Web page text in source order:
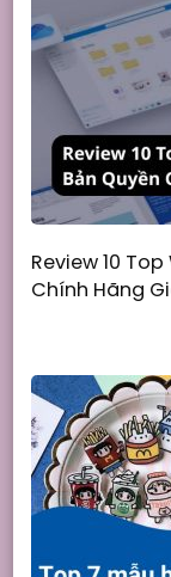
Review 10
Chính Hãng